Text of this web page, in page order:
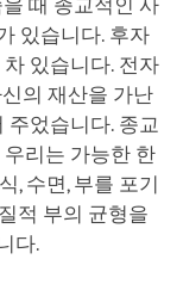
때 종교적인 사
있습니다. 후자
있습니다. 전자
의 재산을 가난
주었습니다. 종교
리는 가능한 한
, 수면, 부를 포기
적 부의 균형을
다.